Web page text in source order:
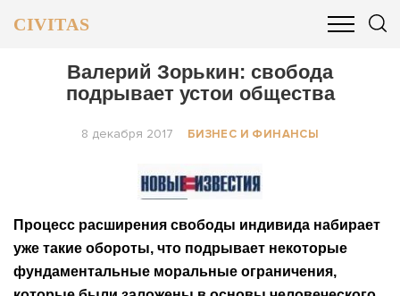
CIVITAS
ОБЩЕСТВО БИЗНЕС И ФИНАНСЫ
Валерий Зорькин: свобода
подрывает устои общества
8 декабря 2017 БИЗНЕС И ФИНАНСЫ
Процесс расширения свободы индивида набирает
уже такие обороты, что подрывает некоторые
фундаментальные моральные ограничения,